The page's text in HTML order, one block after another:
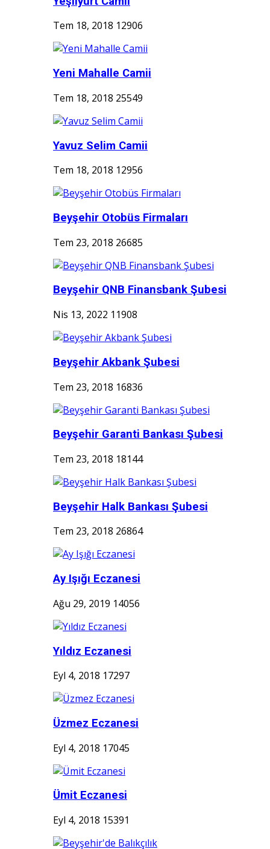
Tem 18, 2018 12906
Yeni Mahalle Camii
Tem 18, 2018 25549
Yavuz Selim Camii
Tem 18, 2018 12956
Beyşehir Otobüs Firmaları
Tem 23, 2018 26685
Beyşehir QNB Finansbank Şubesi
Nis 13, 2022 11908
Beyşehir Akbank Şubesi
Tem 23, 2018 16836
Beyşehir Garanti Bankası Şubesi
Tem 23, 2018 18144
Beyşehir Halk Bankası Şubesi
Tem 23, 2018 26864
Ay Işığı Eczanesi
Ağu 29, 2019 14056
Yıldız Eczanesi
Eyl 4, 2018 17297
Üzmez Eczanesi
Eyl 4, 2018 17045
Ümit Eczanesi
Eyl 4, 2018 15391